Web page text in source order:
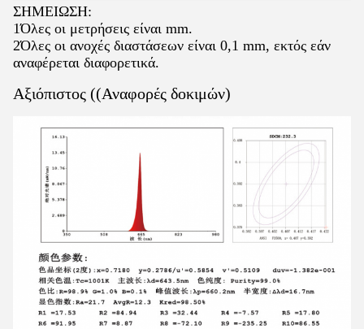
ΣΗΜΕΙΩΣΗ:
1Όλες οι μετρήσεις είναι mm.
2Όλες οι ανοχές διαστάσεων είναι 0,1 mm, εκτός εάν
αναφέρεται διαφορετικά.
Αξιόπιστος ((Αναφορές δοκιμών)